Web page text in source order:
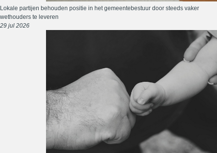
Lokale partijen behouden positie in het gemeentebestuur door steeds vaker
wethouders te leveren
29 jul 2026